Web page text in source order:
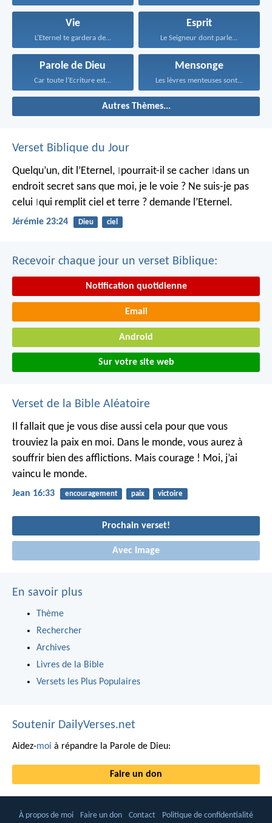
Vie
L’Eternel te gardera de...
Esprit
Le Seigneur dont parle...
Parole de Dieu
Car toute l’Ecriture est...
Mensonge
Les lèvres menteuses sont...
Autres Thèmes...
Verset Biblique du Jour
Quelqu’un, dit l’Eternel, pourrait-il se cacher dans un
endroit secret sans que moi, je le voie ? Ne suis-je pas
celui qui remplit ciel et terre ? demande l’Eternel.
Jérémie 23:24 Dieu ciel
Recevoir chaque jour un verset Biblique:
Notification quotidienne
Email
Android
Sur votre site web
Verset de la Bible Aléatoire
Il fallait que je vous dise aussi cela pour que vous
trouviez la paix en moi. Dans le monde, vous aurez à
souffrir bien des afflictions. Mais courage ! Moi, j’ai
vaincu le monde.
Jean 16:33 encouragement paix victoire
Prochain verset!
Avec Image
En savoir plus
Thème
Rechercher
Archives
Livres de la Bible
Versets les Plus Populaires
Soutenir DailyVerses.net
Aidez-moi à répandre la Parole de Dieu:
Faire un don
À propos de moi Faire un don Contact Politique de confidentialité